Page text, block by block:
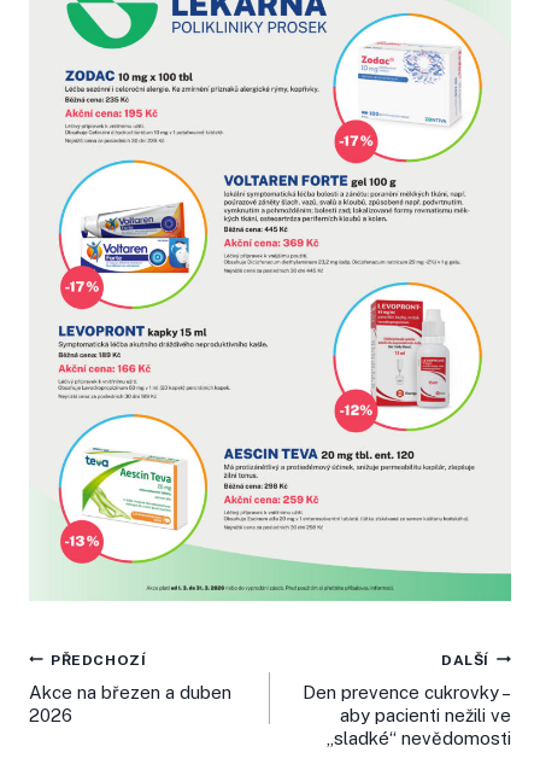
Navigace
pro
PŘEDCHOZÍ
Akce na březen a duben
2026
DALŠÍ
Den prevence cukrovky –
aby pacienti nežili ve
„sladké“ nevědomosti